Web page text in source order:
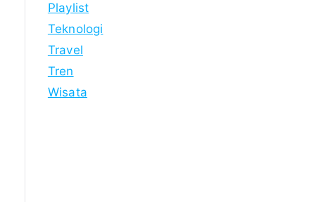
Playlist
Teknologi
Travel
Tren
Wisata